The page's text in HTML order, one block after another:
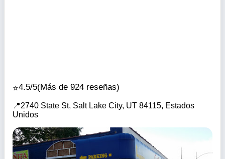
4.5/5(Más de 924 reseñas)
2740 State St, Salt Lake City, UT 84115, Estados
Unidos